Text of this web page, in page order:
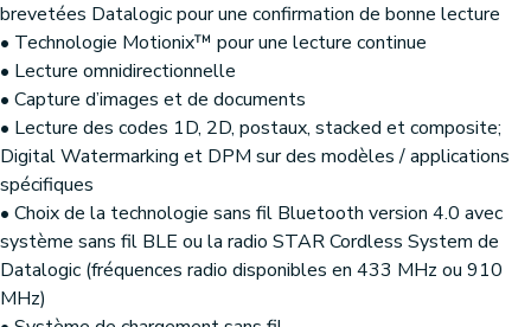
brevetées Datalogic pour une confirmation de bonne lecture
• Technologie Motionix™ pour une lecture continue
• Lecture omnidirectionnelle
• Capture d’images et de documents
• Lecture des codes 1D, 2D, postaux, stacked et composite;
Digital Watermarking et DPM sur des modèles / applications
spécifiques
• Choix de la technologie sans fil Bluetooth version 4.0 avec
système sans fil BLE ou la radio STAR Cordless System de
Datalogic (fréquences radio disponibles en 433 MHz ou 910
MHz)